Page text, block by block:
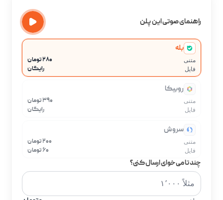
راهنمای صوتی این پلن
بله
متنی ۲۸۰ تومان
فایل رایگان
روبیکا
متنی ۳۹۰ تومان
فایل رایگان
سروش
متنی ۲۰۰ تومان
فایل ۶۰ تومان
چند تا می‌خوای ارسال کنی؟